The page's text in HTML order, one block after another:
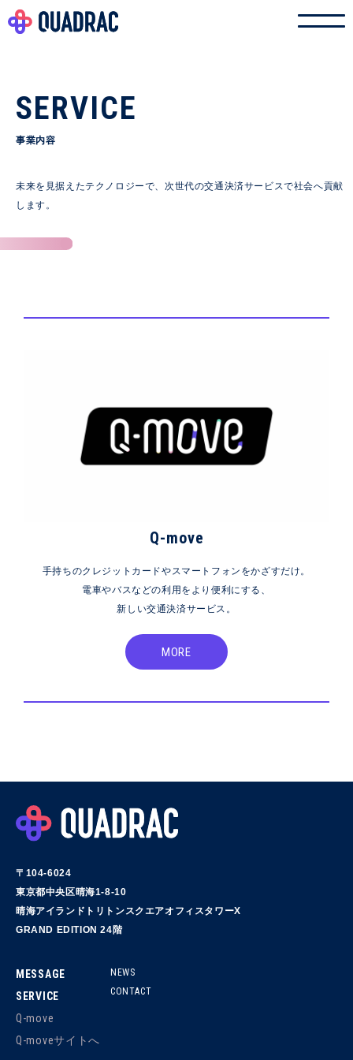
SERVICE
事業内容
未来を見据えたテクノロジーで、次世代の交通決済サービスで社会へ貢献
します。
Q-move
手持ちのクレジットカードやスマートフォンをかざすだけ。
電車やバスなどの利用をより便利にする、
新しい交通決済サービス。
MORE
〒104-6024
東京都中央区晴海1-8-10
晴海アイランドトリトンスクエアオフィスタワーX
GRAND EDITION 24階
MESSAGE
SERVICE
Q-move
Q-moveサイトへ
NEWS
CONTACT